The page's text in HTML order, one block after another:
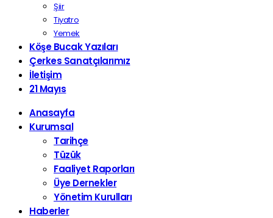
Şiir
Tiyatro
Yemek
Köşe Bucak Yazıları
Çerkes Sanatçılarımız
İletişim
21 Mayıs
Anasayfa
Kurumsal
Tarihçe
Tüzük
Faaliyet Raporları
Üye Dernekler
Yönetim Kurulları
Haberler